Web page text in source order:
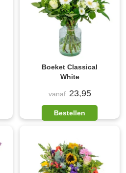
Boeket Classical
White
vanaf 23,95
Bestellen